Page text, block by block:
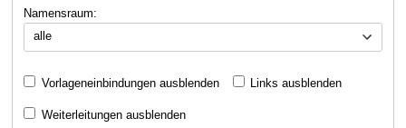
Namensraum:
alle
Vorlageneinbindungen ausblenden Links ausblenden
Weiterleitungen ausblenden